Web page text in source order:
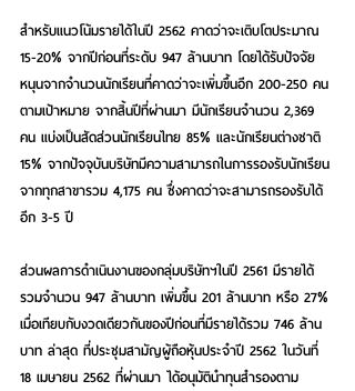
สำหรับแนวโน้มรายได้ในปี 2562 คาดว่าจะเติบโตประมาณ
15-20% จากปีก่อนที่ระดับ 947 ล้านบาท โดยได้รับปัจจัย
หนุนจากจำนวนนักเรียนที่คาดว่าจะเพิ่มขึ้นอีก 200-250 คน
ตามเป้าหมาย จากสิ้นปีที่ผ่านมา มีนักเรียนจำนวน 2,369
คน แบ่งเป็นสัดส่วนนักเรียนไทย 85% และนักเรียนต่างชาติ
15% จากปัจจุบันบริษัทมีความสามารถในการรองรับนักเรียน
จากทุกสาขารวม 4,175 คน ซึ่งคาดว่าจะสามารถรองรับได้
อีก 3-5 ปี
ส่วนผลการดำเนินงานของกลุ่มบริษัทฯในปี 2561 มีรายได้
รวมจำนวน 947 ล้านบาท เพิ่มขึ้น 201 ล้านบาท หรือ 27%
เมื่อเทียบกับงวดเดียวกันของปีก่อนที่มีรายได้รวม 746 ล้าน
บาท ล่าสุด ที่ประชุมสามัญผู้ถือหุ้นประจำปี 2562 ในวันที่
18 เมษายน 2562 ที่ผ่านมา ได้อนุมัตินำทุนสำรองตาม